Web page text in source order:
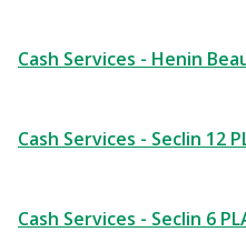
Cash Services - Henin
Cash Services - Seclin 12
Cash Services - Seclin 6